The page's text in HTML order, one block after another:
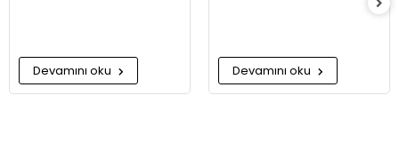
Devamını oku Devamını oku